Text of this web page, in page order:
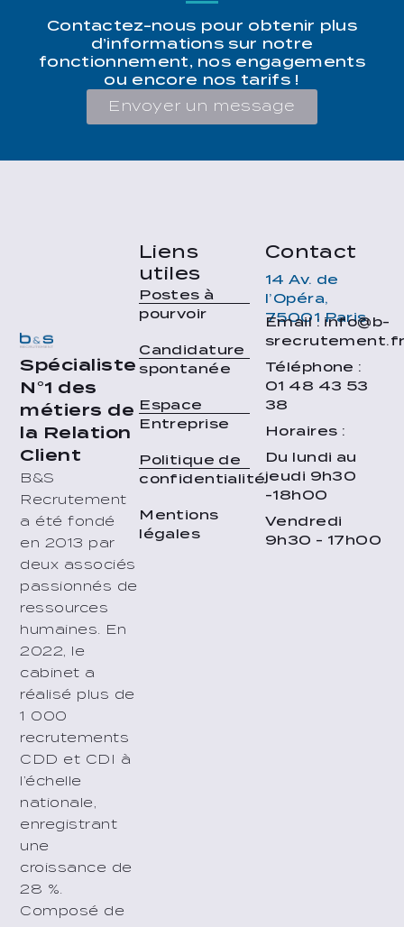
Contactez-nous pour obtenir plus
d’informations sur notre
fonctionnement, nos engagements
ou encore nos tarifs !
Envoyer un message
Spécialiste
N°1 des
métiers de
la Relation
Client
B&S
Recrutement
a été fondé
en 2013 par
deux associés
passionnés de
ressources
humaines. En
2022, le
cabinet a
réalisé plus de
1 000
recrutements
CDD et CDI à
l’échelle
nationale,
enregistrant
une
croissance de
28 %.
Composé de
Liens
utiles
Postes à
pourvoir
Candidature
spontanée
Espace
Entreprise
Politique de
confidentialité
Mentions
légales
Contact
14 Av. de
l’Opéra,
75001 Paris
Email : info@b-
Téléphone :
01 48 43 53
38
Horaires :
Du lundi au
jeudi 9h30
-18h00
Vendredi
9h30 - 17h00